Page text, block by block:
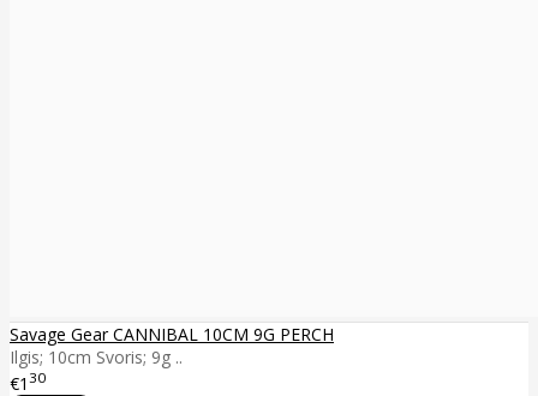
Savage Gear CANNIBAL 10CM 9G PERCH
Ilgis; 10cm Svoris; 9g ..
€1 30